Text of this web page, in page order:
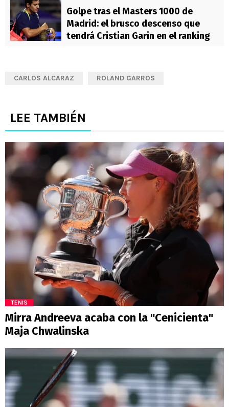
Golpe tras el Masters 1000 de
Madrid: el brusco descenso que
tendrá Cristian Garin en el ranking
CARLOS ALCARAZ ROLAND GARROS
LEE TAMBIÉN
TENIS
Mirra Andreeva acaba con la "Cenicienta"
Maja Chwalinska